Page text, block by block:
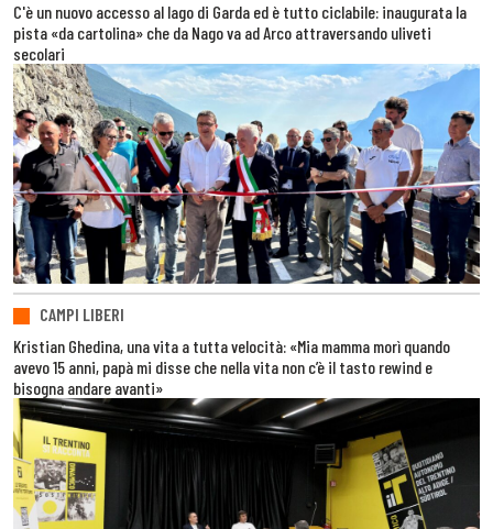
C'è un nuovo accesso al lago di Garda ed è tutto ciclabile: inaugurata la
pista «da cartolina» che da Nago va ad Arco attraversando uliveti
secolari
CAMPI LIBERI
Kristian Ghedina, una vita a tutta velocità: «Mia mamma morì quando
avevo 15 anni, papà mi disse che nella vita non c’è il tasto rewind e
bisogna andare avanti»